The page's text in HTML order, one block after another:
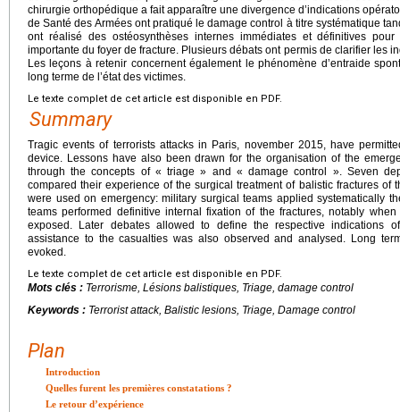
chirurgie orthopédique a fait apparaître une divergence d’indications
de Santé des Armées ont pratiqué le damage control à titre systématique
ont réalisé des ostéosynthèses internes immédiates et définitives
importante du foyer de fracture. Plusieurs débats ont permis de clarifier les
Les leçons à retenir concernent également le phénomène d’entraide
long terme de l’état des victimes.
Le texte complet de cet article est disponible en PDF.
Summary
Tragic events of terrorists attacks in Paris, november 2015, have
device. Lessons have also been drawn for the organisation of the
through the concepts of « triage » and « damage control ». Seven
compared their experience of the surgical treatment of balistic fractures of
were used on emergency: military surgical teams applied systematically
teams performed definitive internal fixation of the fractures, notably
exposed. Later debates allowed to define the respective indications
assistance to the casualties was also observed and analysed. Long
evoked.
Le texte complet de cet article est disponible en PDF.
Mots clés : Terrorisme, Lésions balistiques, Triage, damage control
Keywords : Terrorist attack, Balistic lesions, Triage, Damage control
Plan
Introduction
Quelles furent les premières constatations ?
Le retour d’expérience